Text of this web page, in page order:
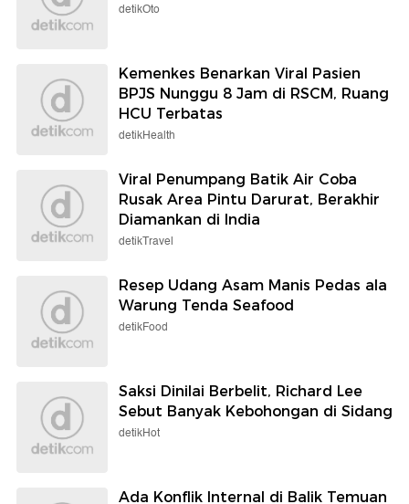
detikOto
Kemenkes Benarkan Viral Pasien
BPJS Nunggu 8 Jam di RSCM, Ruang
HCU Terbatas
detikHealth
Viral Penumpang Batik Air Coba
Rusak Area Pintu Darurat, Berakhir
Diamankan di India
detikTravel
Resep Udang Asam Manis Pedas ala
Warung Tenda Seafood
detikFood
Saksi Dinilai Berbelit, Richard Lee
Sebut Banyak Kebohongan di Sidang
detikHot
Ada Konflik Internal di Balik Temuan